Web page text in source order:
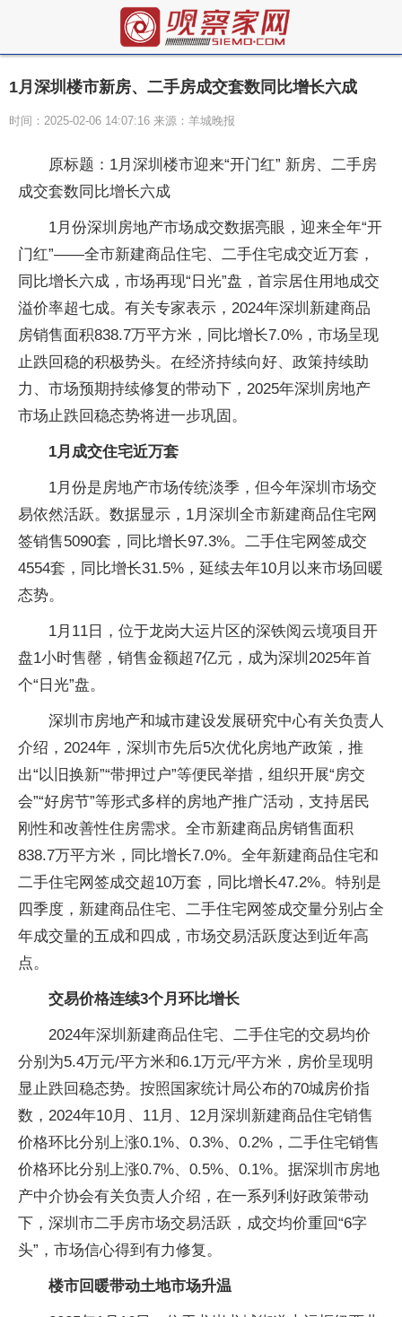
1月深圳楼市新房、二手房成交套数同比增长六成
时间：2025-02-06 14:07:16 来源：羊城晚报
原标题：1月深圳楼市迎来“开门红” 新房、二手房
成交套数同比增长六成
1月份深圳房地产市场成交数据亮眼，迎来全年“开
门红”——全市新建商品住宅、二手住宅成交近万套，
同比增长六成，市场再现“日光”盘，首宗居住用地成交
溢价率超七成。有关专家表示，2024年深圳新建商品
房销售面积838.7万平方米，同比增长7.0%，市场呈现
止跌回稳的积极势头。在经济持续向好、政策持续助
力、市场预期持续修复的带动下，2025年深圳房地产
市场止跌回稳态势将进一步巩固。
1月成交住宅近万套
1月份是房地产市场传统淡季，但今年深圳市场交
易依然活跃。数据显示，1月深圳全市新建商品住宅网
签销售5090套，同比增长97.3%。二手住宅网签成交
4554套，同比增长31.5%，延续去年10月以来市场回暖
态势。
1月11日，位于龙岗大运片区的深铁阅云境项目开
盘1小时售罄，销售金额超7亿元，成为深圳2025年首
个“日光”盘。
深圳市房地产和城市建设发展研究中心有关负责人
介绍，2024年，深圳市先后5次优化房地产政策，推
出“以旧换新”“带押过户”等便民举措，组织开展“房交
会”“好房节”等形式多样的房地产推广活动，支持居民
刚性和改善性住房需求。全市新建商品房销售面积
838.7万平方米，同比增长7.0%。全年新建商品住宅和
二手住宅网签成交超10万套，同比增长47.2%。特别是
四季度，新建商品住宅、二手住宅网签成交量分别占全
年成交量的五成和四成，市场交易活跃度达到近年高
点。
交易价格连续3个月环比增长
2024年深圳新建商品住宅、二手住宅的交易均价
分别为5.4万元/平方米和6.1万元/平方米，房价呈现明
显止跌回稳态势。按照国家统计局公布的70城房价指
数，2024年10月、11月、12月深圳新建商品住宅销售
价格环比分别上涨0.1%、0.3%、0.2%，二手住宅销售
价格环比分别上涨0.7%、0.5%、0.1%。据深圳市房地
产中介协会有关负责人介绍，在一系列利好政策带动
下，深圳市二手房市场交易活跃，成交均价重回“6字
头”，市场信心得到有力修复。
楼市回暖带动土地市场升温